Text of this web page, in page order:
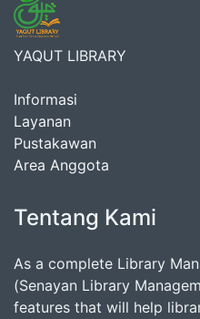
YAQUT LIBRARY
Informasi
Layanan
Pustakawan
Area Anggota
Tentang Kami
As a complete Library
(Senayan Library
features that will help